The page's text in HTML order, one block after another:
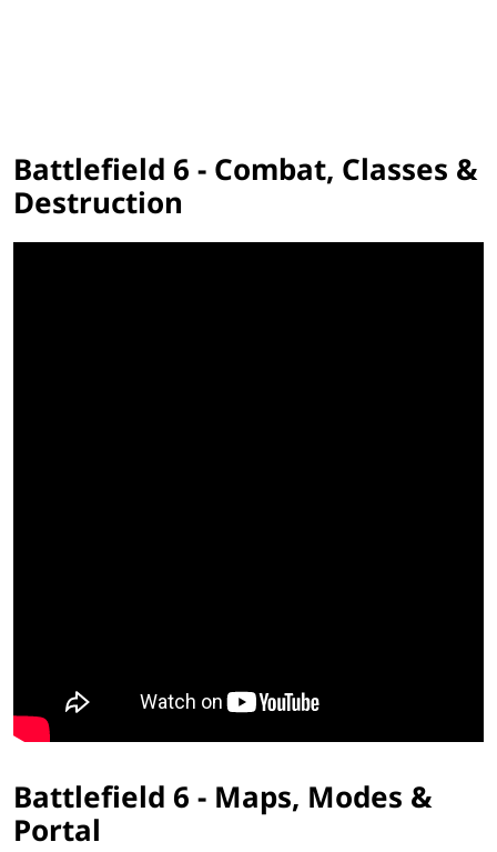
Battlefield 6 - Combat, Classes &
Destruction
Battlefield 6 - Maps, Modes &
Portal